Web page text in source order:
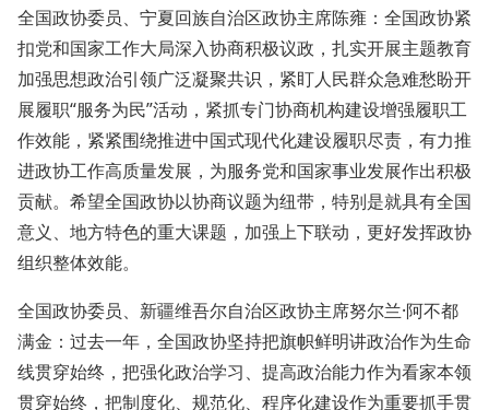
全国政协委员、宁夏回族自治区政协主席陈雍：全国政协紧
扣党和国家工作大局深入协商积极议政，扎实开展主题教育
加强思想政治引领广泛凝聚共识，紧盯人民群众急难愁盼开
展履职“服务为民”活动，紧抓专门协商机构建设增强履职工
作效能，紧紧围绕推进中国式现代化建设履职尽责，有力推
进政协工作高质量发展，为服务党和国家事业发展作出积极
贡献。希望全国政协以协商议题为纽带，特别是就具有全国
意义、地方特色的重大课题，加强上下联动，更好发挥政协
组织整体效能。
全国政协委员、新疆维吾尔自治区政协主席努尔兰·阿不都
满金：过去一年，全国政协坚持把旗帜鲜明讲政治作为生命
线贯穿始终，把强化政治学习、提高政治能力作为看家本领
贯穿始终，把制度化、规范化、程序化建设作为重要抓手贯